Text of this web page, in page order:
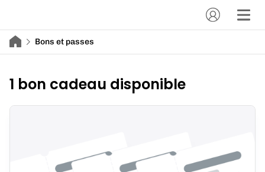
Bons et passes
1 bon cadeau disponible